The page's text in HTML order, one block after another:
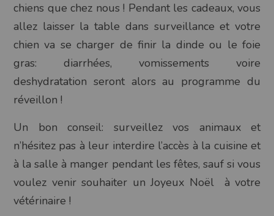
chiens que chez nous ! Pendant les cadeaux, vous
allez laisser la table dans surveillance et votre
chien va se charger de finir la dinde ou le foie
gras: diarrhées, vomissements voire
deshydratation seront alors au programme du
réveillon !
Un bon conseil: surveillez vos animaux et
n’hésitez pas à leur interdire l’accès à la cuisine et
à la salle à manger pendant les fêtes, sauf si vous
voulez venir souhaiter un Joyeux Noël
à votre
vétérinaire !